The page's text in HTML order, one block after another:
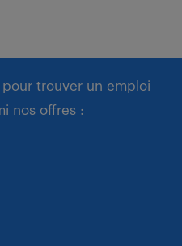
pour trouver un emploi
nos offres :